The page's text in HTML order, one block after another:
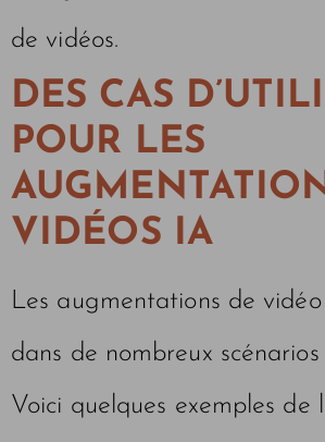
de vidéos.
DES CAS
POUR LES
VIDÉOS IA
Les augmentations de
dans de nombreux
Voici quelques exemples de